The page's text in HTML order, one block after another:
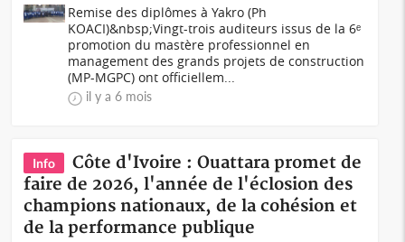
Remise des diplômes à Yakro (Ph
KOACI)&nbsp;Vingt-trois auditeurs issus de la 6ᵉ
promotion du mastère professionnel en
management des grands projets de construction
(MP-MGPC) ont officiellem...
il y a 6 mois
Info
Côte d'Ivoire : Ouattara promet de
faire de 2026, l'année de l'éclosion des
champions nationaux, de la cohésion et
de la performance publique